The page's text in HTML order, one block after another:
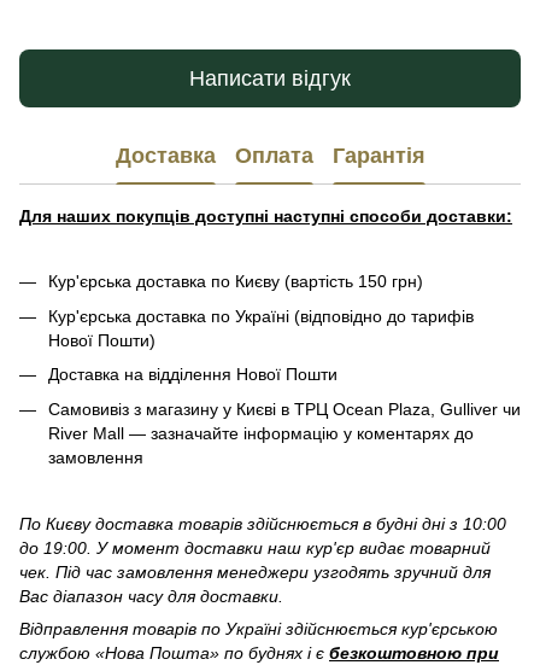
Написати відгук
Доставка Оплата Гарантія
Для наших покупців доступні наступні способи доставки:
Кур'єрська доставка по Києву (вартість 150 грн)
Кур'єрська доставка по Україні (відповідно до тарифів
Нової Пошти)
Доставка на відділення Нової Пошти
Самовивіз з магазину у Києві в ТРЦ Ocean Plaza, Gulliver чи
River Mall — зазначайте інформацію у коментарях до
замовлення
По Києву доставка товарів здійснюється в будні дні з 10:00
до 19:00. У момент доставки наш кур'єр видає товарний
чек. Під час замовлення менеджери узгодять зручний для
Вас діапазон часу для доставки.
Відправлення товарів по Україні здійснюється кур'єрською
службою «Нова Пошта» по буднях і є безкоштовною при